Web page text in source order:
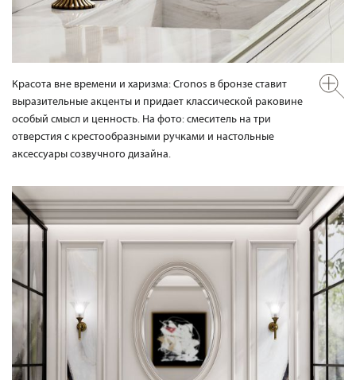
Красота вне времени и харизма: Cronos в бронзе ставит
выразительные акценты и придает классической раковине
особый смысл и ценность. На фото: смеситель на три
отверстия с крестообразными ручками и настольные
аксессуары созвучного дизайна.